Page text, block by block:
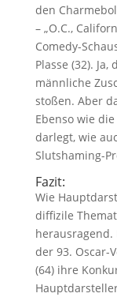
den
– „O.C.,
Comedy-
Plasse (32).
männliche
stoßen. Aber
Ebenso wie
darlegt, wie
Slutshaming-
Fazit:
Wie
diffizile
herausragend.
der 93. Oscar-
(64) ihre